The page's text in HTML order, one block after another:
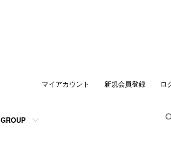
GROUP
マイアカウント 新規会員登録 ロ